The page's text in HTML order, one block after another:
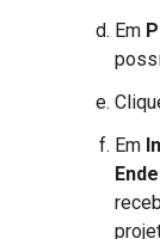
Em
Em